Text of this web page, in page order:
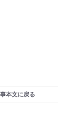
本文に戻る